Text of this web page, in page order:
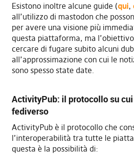
Esistono inoltre alcune guide (qui,
all’utilizzo di mastodon che
per avere una visione più
questa piattaforma, ma
cercare di fugare subito alcuni
all’approssimazione con cui le
sono spesso state date.
ActivityPub: il protocollo su
fediverso
ActivityPub è il protocollo che
l’interoperabilità tra tutte le
questa è la possibilità di: